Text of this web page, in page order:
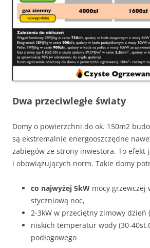
Dwa przeciwległe światy
Domy o powierzchni do ok. 150m2
są ekstremalnie energooszczędne
zabiegów ze strony inwestora. To efekt
i obowiązujących norm. Takie domy
co najwyżej 5kW mocy grzewczej
styczniową noc,
2-3kW w przeciętny zimowy dzień
niskich temperatur wody (30-
podłogowego